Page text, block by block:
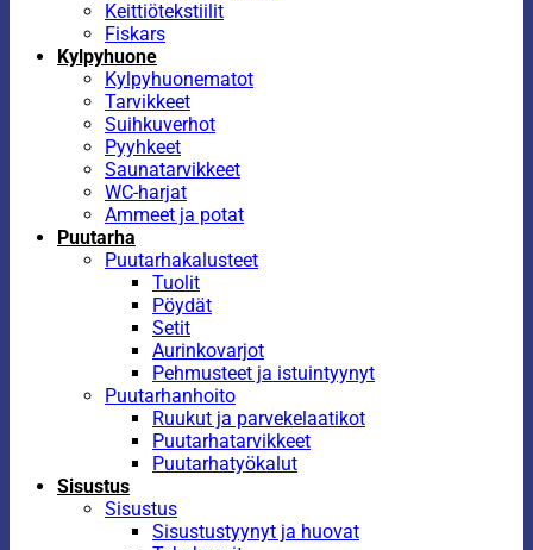
Keittiötekstiilit
Fiskars
Kylpyhuone
Kylpyhuonematot
Tarvikkeet
Suihkuverhot
Pyyhkeet
Saunatarvikkeet
WC-harjat
Ammeet ja potat
Puutarha
Puutarhakalusteet
Tuolit
Pöydät
Setit
Aurinkovarjot
Pehmusteet ja istuintyynyt
Puutarhanhoito
Ruukut ja parvekelaatikot
Puutarhatarvikkeet
Puutarhatyökalut
Sisustus
Sisustus
Sisustustyynyt ja huovat